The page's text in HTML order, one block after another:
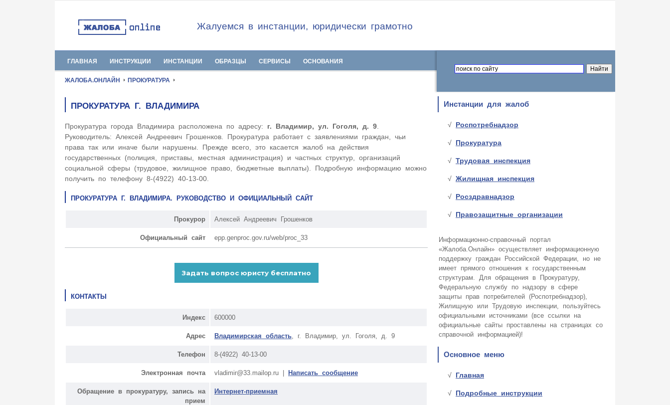
Жалуемся в инстанции, юридически грамотно
ГЛАВНАЯ ИНСТРУКЦИИ ИНСТАНЦИИ ОБРАЗЦЫ СЕРВИСЫ ОСНОВАНИЯ
ЖАЛОБА.ОНЛАЙН ПРОКУРАТУРА
ПРОКУРАТУРА Г. ВЛАДИМИРА
Прокуратура города Владимира расположена по адресу: г. Владимир, ул. Гоголя, д. 9
Руководитель: Алексей Андреевич Грошенков. Прокуратура работает с заявлениями граждан, чьи
права так или иначе были нарушены. Прежде всего, это касается жалоб на действия
государственных (полиция, приставы, местная администрация) и частных структур, организаций
социальной сферы (трудовое, жилищное право, бюджетные выплаты). Подробную информацию можно
получить по телефону 8-(4922) 40-13-00.
ПРОКУРАТУРА Г. ВЛАДИМИРА. РУКОВОДСТВО И ОФИЦИАЛЬНЫЙ САЙТ
Прокурор Алексей Андреевич Грошенков
Официальный сайт epp.genproc.gov.ru/web/proc_33
КОНТАКТЫ
Индекс 600000
Адрес Владимирская область , г. Владимир, ул. Гоголя, д. 9
Телефон 8-(4922) 40-13-00
Электронная почта vladimir@33.mailop.ru | Написать сообщение
Обращение в прокуратуру, запись на
прием
Интернет-приемная
Инстанции для жалоб
Роспотребнадзор
Прокуратура
Трудовая инспекция
Жилищная инспекция
Росздравнадзор
Правозащитные организации
Информационно-справочный портал
«Жалоба.Онлайн» осуществляет информационную
поддержку граждан Российской Федерации, но не
имеет прямого отношения к государственным
структурам. Для обращения в Прокуратуру,
Федеральную службу по надзору в сфере
защиты прав потребителей (Роспотребнадзор),
Жилищную или Трудовую инспекции, пользуйтесь
официальными источниками (все ссылки на
официальные сайты проставлены на страницах со
справочной информацией)!
Основное меню
Главная
Подробные инструкции